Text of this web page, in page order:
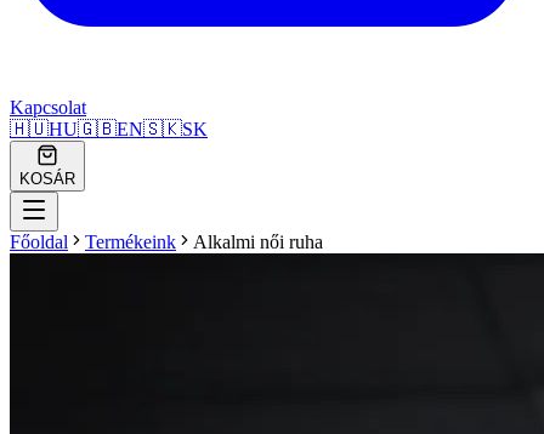
Kapcsolat
🇭🇺HU🇬🇧EN🇸🇰SK
KOSÁR
Főoldal Termékeink Alkalmi női ruha